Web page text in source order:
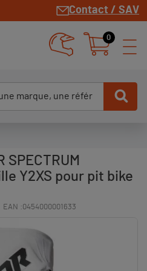
Contact / SAV
0
SPECTRUM
Y2XS pour pit bike
EAN :0454000001633